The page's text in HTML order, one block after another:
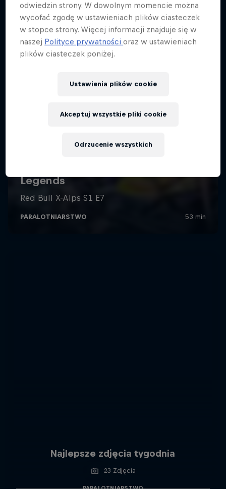
Najlepsze zdjęcia tygodnia
23 Zdjęcia
odwiedzin strony. W dowolnym momencie można
wycofać zgodę w ustawieniach plików ciasteczek
w stopce strony. Więcej informacji znajduje się w
naszej Polityce prywatnościoraz w ustawieniach
plików ciasteczek poniżej.
Ustawienia plików cookie
Odrzucenie wszystkich
Akceptuj wszystkie pliki cookie